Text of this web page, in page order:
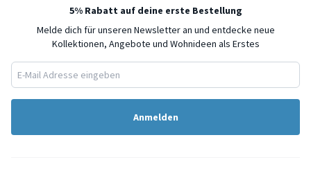
5% Rabatt auf deine erste Bestellung
Melde dich für unseren Newsletter an und entdecke neue
Kollektionen, Angebote und Wohnideen als Erstes
Anmelden